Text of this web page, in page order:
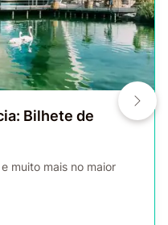
Bilhete de
muito mais no maior